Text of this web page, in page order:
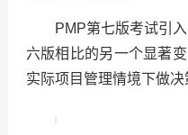
PMP第七版考试引
六版相比的另一个显著
实际项目管理情境下做决